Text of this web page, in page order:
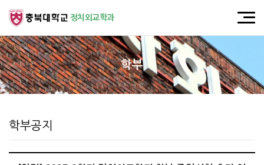
정치외교학과
학부
학부공지